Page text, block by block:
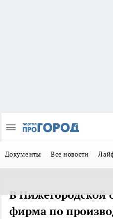
Документы Все новости
В Нижегородской
фирма по